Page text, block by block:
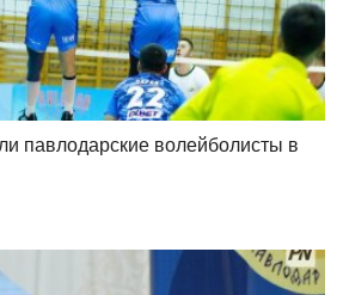
павлодарские волейболисты в